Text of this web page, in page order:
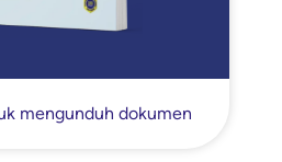
mengunduh dokumen